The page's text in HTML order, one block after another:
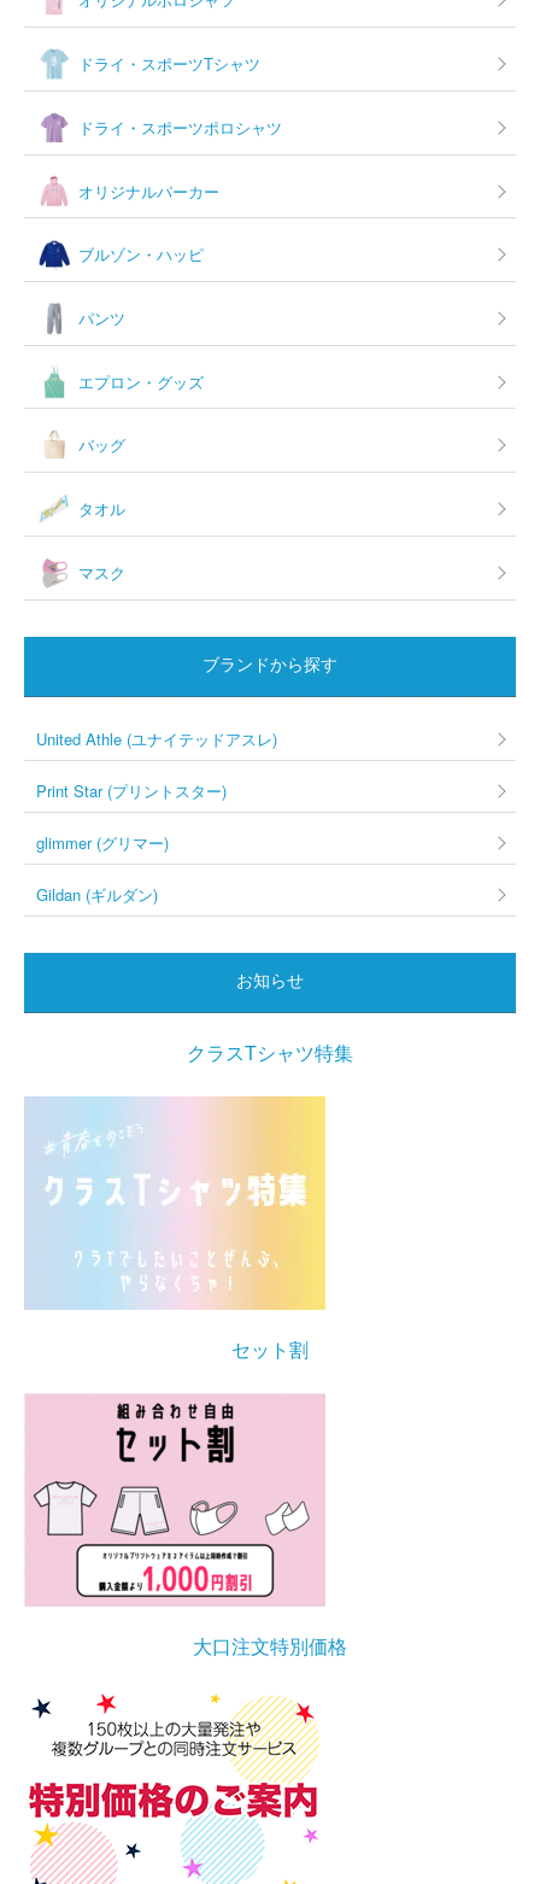
ドライ・スポーツTシャツ
ドライ・スポーツポロシャツ
オリジナルパーカー
ブルゾン・ハッピ
パンツ
エプロン・グッズ
バッグ
タオル
マスク
ブランドから探す
United Athle (ユナイテッドアスレ)
Print Star (プリントスター)
glimmer (グリマー)
Gildan (ギルダン)
お知らせ
クラスTシャツ特集
セット割
大口注文特別価格